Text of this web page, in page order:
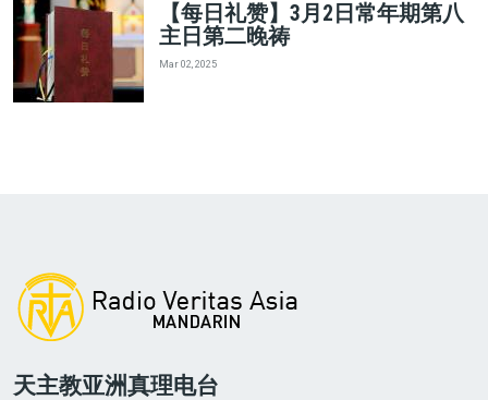
【每日礼赞】3月2日常年期第八
主日第二晚祷
Mar 02, 2025
天主教亚洲真理电台